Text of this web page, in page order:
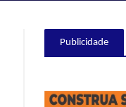
Publicidade